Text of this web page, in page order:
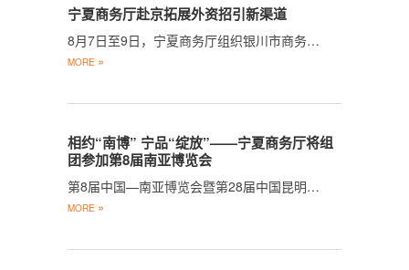
宁夏商务厅赴京拓展外资招引新渠道
8月7日至9日，宁夏商务厅组织银川市商务…
MORE »
相约“南博” 宁品“绽放”——宁夏商务厅将组
团参加第8届南亚博览会
第8届中国—南亚博览会暨第28届中国昆明…
MORE »